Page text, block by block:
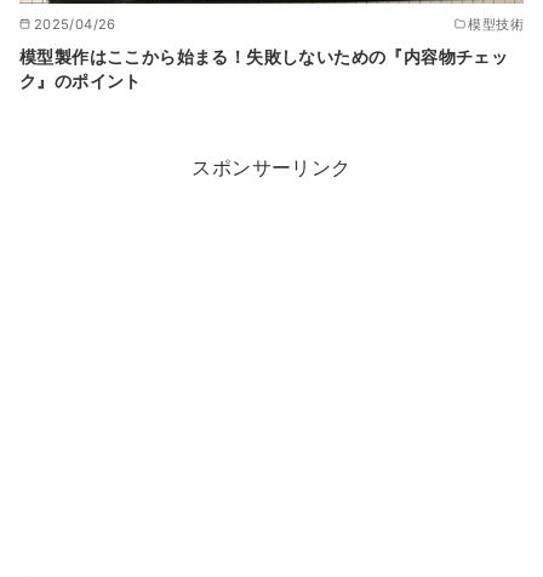
2025/04/26 模型技術
模型製作はここから始まる！失敗しないための『内容物チェッ
ク』のポイント
スポンサーリンク